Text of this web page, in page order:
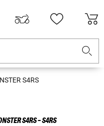
S4RS
S4RS - S4RS